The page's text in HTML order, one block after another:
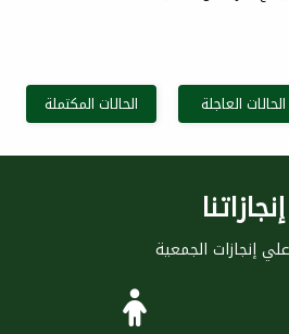
الحالات العاجلة الحالات المكتملة
إنجازاتنا
إنجازات الجمعية